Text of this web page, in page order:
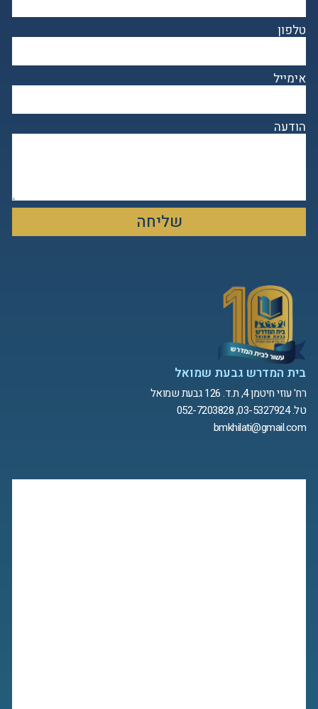
טלפון
אימייל
הודעה
שליחה
בית המדרש גבעת שמואל
רח' עוזי חיטמן 4, ת.ד. 126 גבעת שמואל
טל. 03-5327924, 052-7203828
bmkhilati@gmail.com